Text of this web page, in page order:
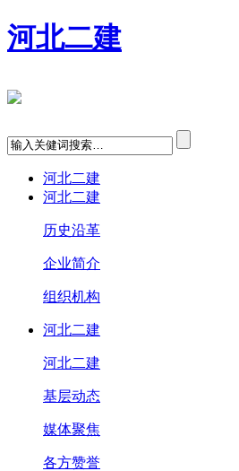
河北二建
河北二建
河北二建
历史沿革
企业简介
组织机构
河北二建
河北二建
基层动态
媒体聚焦
各方赞誉